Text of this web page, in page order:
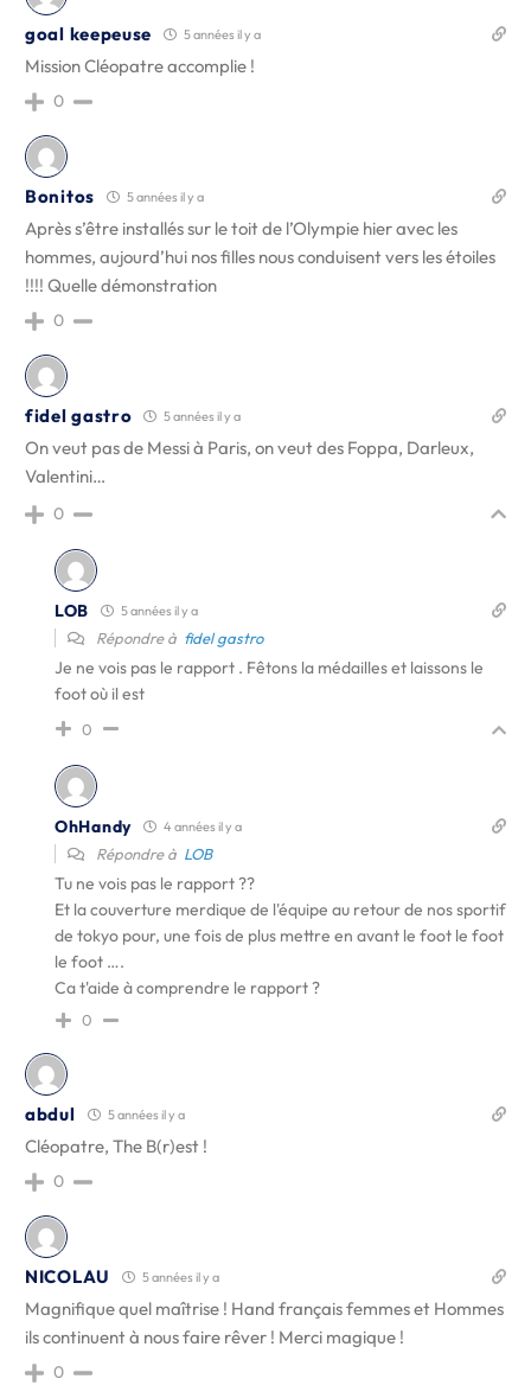
goal keepeuse 5 années il y a
Mission Cléopatre accomplie !
0
Bonitos 5 années il y a
Après s’être installés sur le toit de l’Olympie hier avec les
hommes, aujourd’hui nos filles nous conduisent vers les étoiles
!!!! Quelle démonstration
0
fidel gastro 5 années il y a
On veut pas de Messi à Paris, on veut des Foppa, Darleux,
Valentini…
0
LOB 5 années il y a
Répondre à fidel gastro
Je ne vois pas le rapport . Fêtons la médailles et laissons le
foot où il est
0
OhHandy 4 années il y a
Répondre à LOB
Tu ne vois pas le rapport ??
Et la couverture merdique de l'équipe au retour de nos sportif
de tokyo pour, une fois de plus mettre en avant le foot le foot
le foot ….
Ca t'aide à comprendre le rapport ?
0
abdul 5 années il y a
Cléopatre, The B(r)est !
0
NICOLAU 5 années il y a
Magnifique quel maîtrise ! Hand français femmes et Hommes
ils continuent à nous faire rêver ! Merci magique !
0